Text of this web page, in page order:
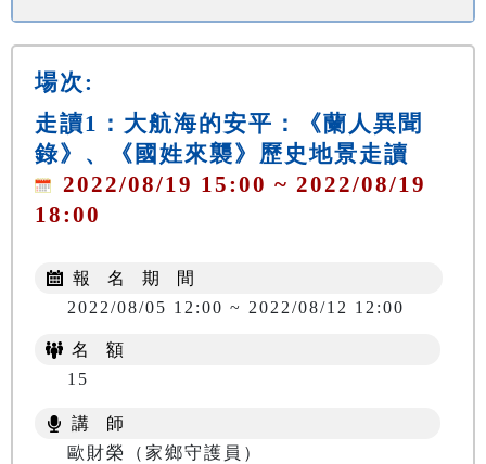
場次:
走讀1：大航海的安平：《蘭人異聞
錄》、《國姓來襲》歷史地景走讀
2022/08/19 15:00 ~ 2022/08/19
18:00
報 名 期 間
2022/08/05 12:00 ~ 2022/08/12 12:00
名 額
15
講 師
歐財榮（家鄉守護員）